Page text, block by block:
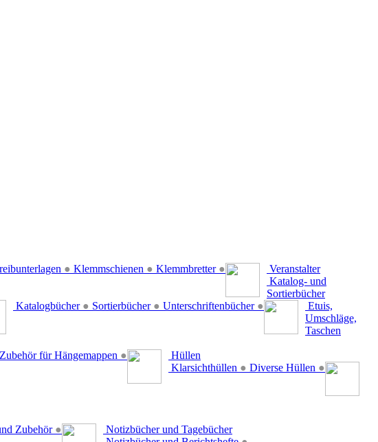
● Klemmschienen ● Klemmbretter ● Veranstalter
Katalog- und
Sortierbücher
Katalogbücher ● Sortierbücher ● Unterschriftenbücher ●
Etuis,
Umschläge,
Taschen
Zubehör für Hängemappen ●
Hüllen
Klarsichthüllen ● Diverse Hüllen ●
Zubehör ●
Notizbücher und Tagebücher